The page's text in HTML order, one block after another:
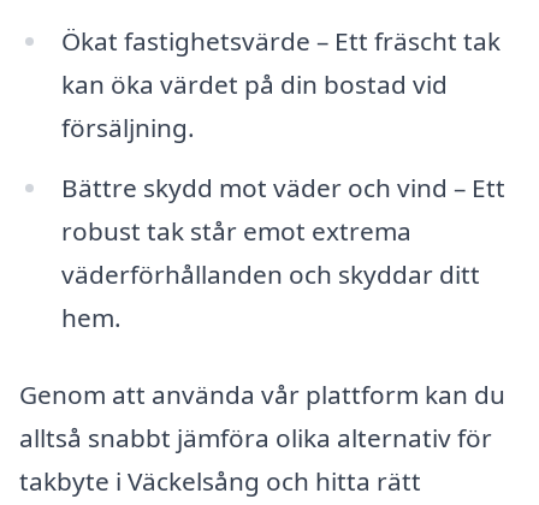
Ökat fastighetsvärde – Ett fräscht tak
kan öka värdet på din bostad vid
försäljning.
Bättre skydd mot väder och vind – Ett
robust tak står emot extrema
väderförhållanden och skyddar ditt
hem.
Genom att använda vår plattform kan du
alltså snabbt jämföra olika alternativ för
takbyte i Väckelsång och hitta rätt